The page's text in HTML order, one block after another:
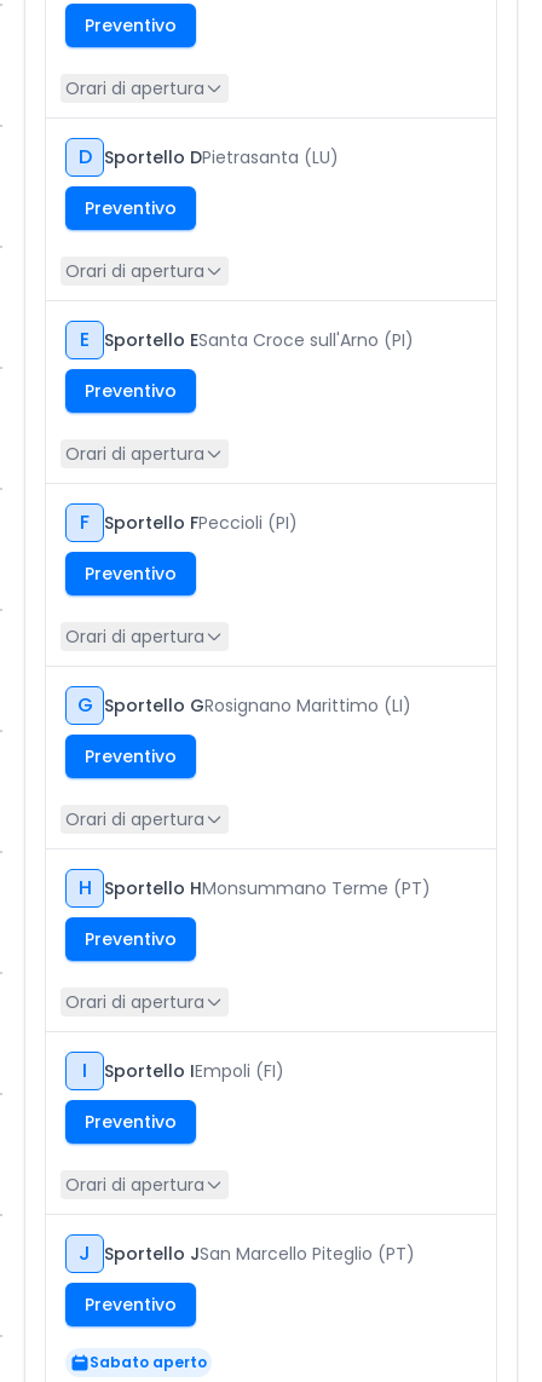
Preventivo
Orari di apertura
D Sportello DPietrasanta (LU)
Preventivo
Orari di apertura
E Sportello ESanta Croce sull'Arno (PI)
Preventivo
Orari di apertura
F Sportello FPeccioli (PI)
Preventivo
Orari di apertura
G Sportello GRosignano Marittimo (LI)
Preventivo
Orari di apertura
H Sportello HMonsummano Terme (PT)
Preventivo
Orari di apertura
I Sportello IEmpoli (FI)
Preventivo
Orari di apertura
J Sportello JSan Marcello Piteglio (PT)
Preventivo
Sabato aperto